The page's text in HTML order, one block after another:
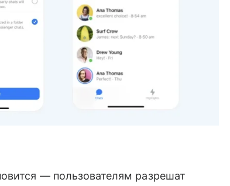
— пользователям разрешат